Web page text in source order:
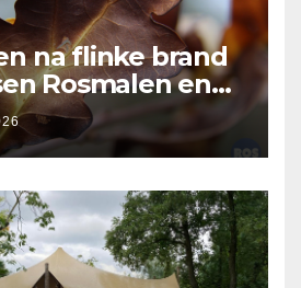
na flinke brand
Rosmalen en